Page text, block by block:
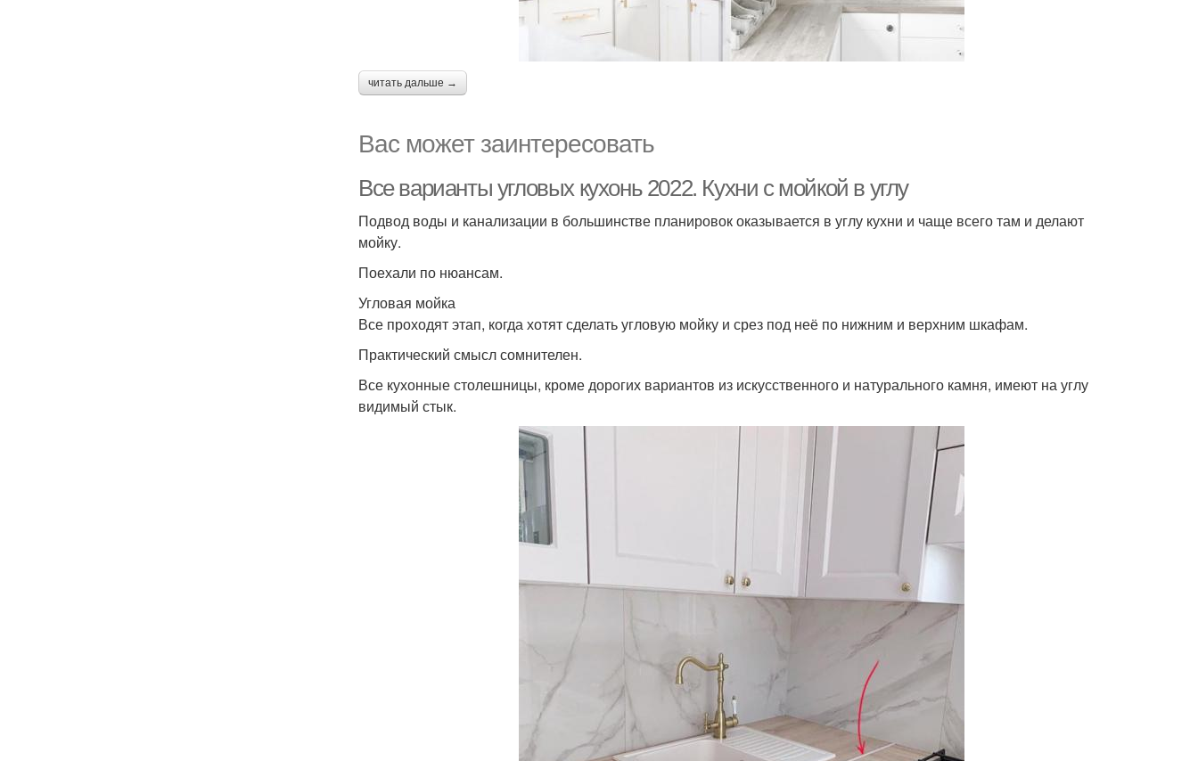
читать дальше →
Вас может заинтересовать
Все варианты угловых кухонь 2022. Кухни с мойкой в углу
Подвод воды и канализации в большинстве планировок оказывается в углу кухни и чаще всего там и делают
мойку.
Поехали по нюансам.
Угловая мойка
Все проходят этап, когда хотят сделать угловую мойку и срез под неё по нижним и верхним шкафам.
Практический смысл сомнителен.
Все кухонные столешницы, кроме дорогих вариантов из искусственного и натурального камня, имеют на углу
видимый стык.